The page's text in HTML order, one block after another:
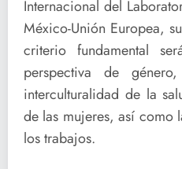
Internacional del
México-Unión Europea,
criterio fundamental
perspectiva de
interculturalidad de la
de las mujeres, así
los trabajos.